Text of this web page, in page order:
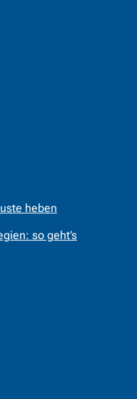
heben
so geht’s